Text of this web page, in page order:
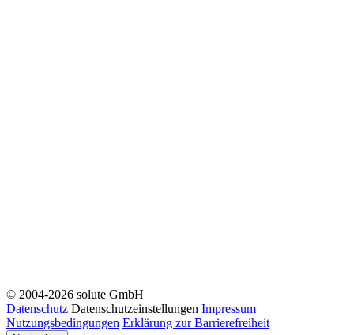
© 2004-2026 solute GmbH
Datenschutz Datenschutzeinstellungen Impressum
Nutzungsbedingungen Erklärung zur Barrierefreiheit